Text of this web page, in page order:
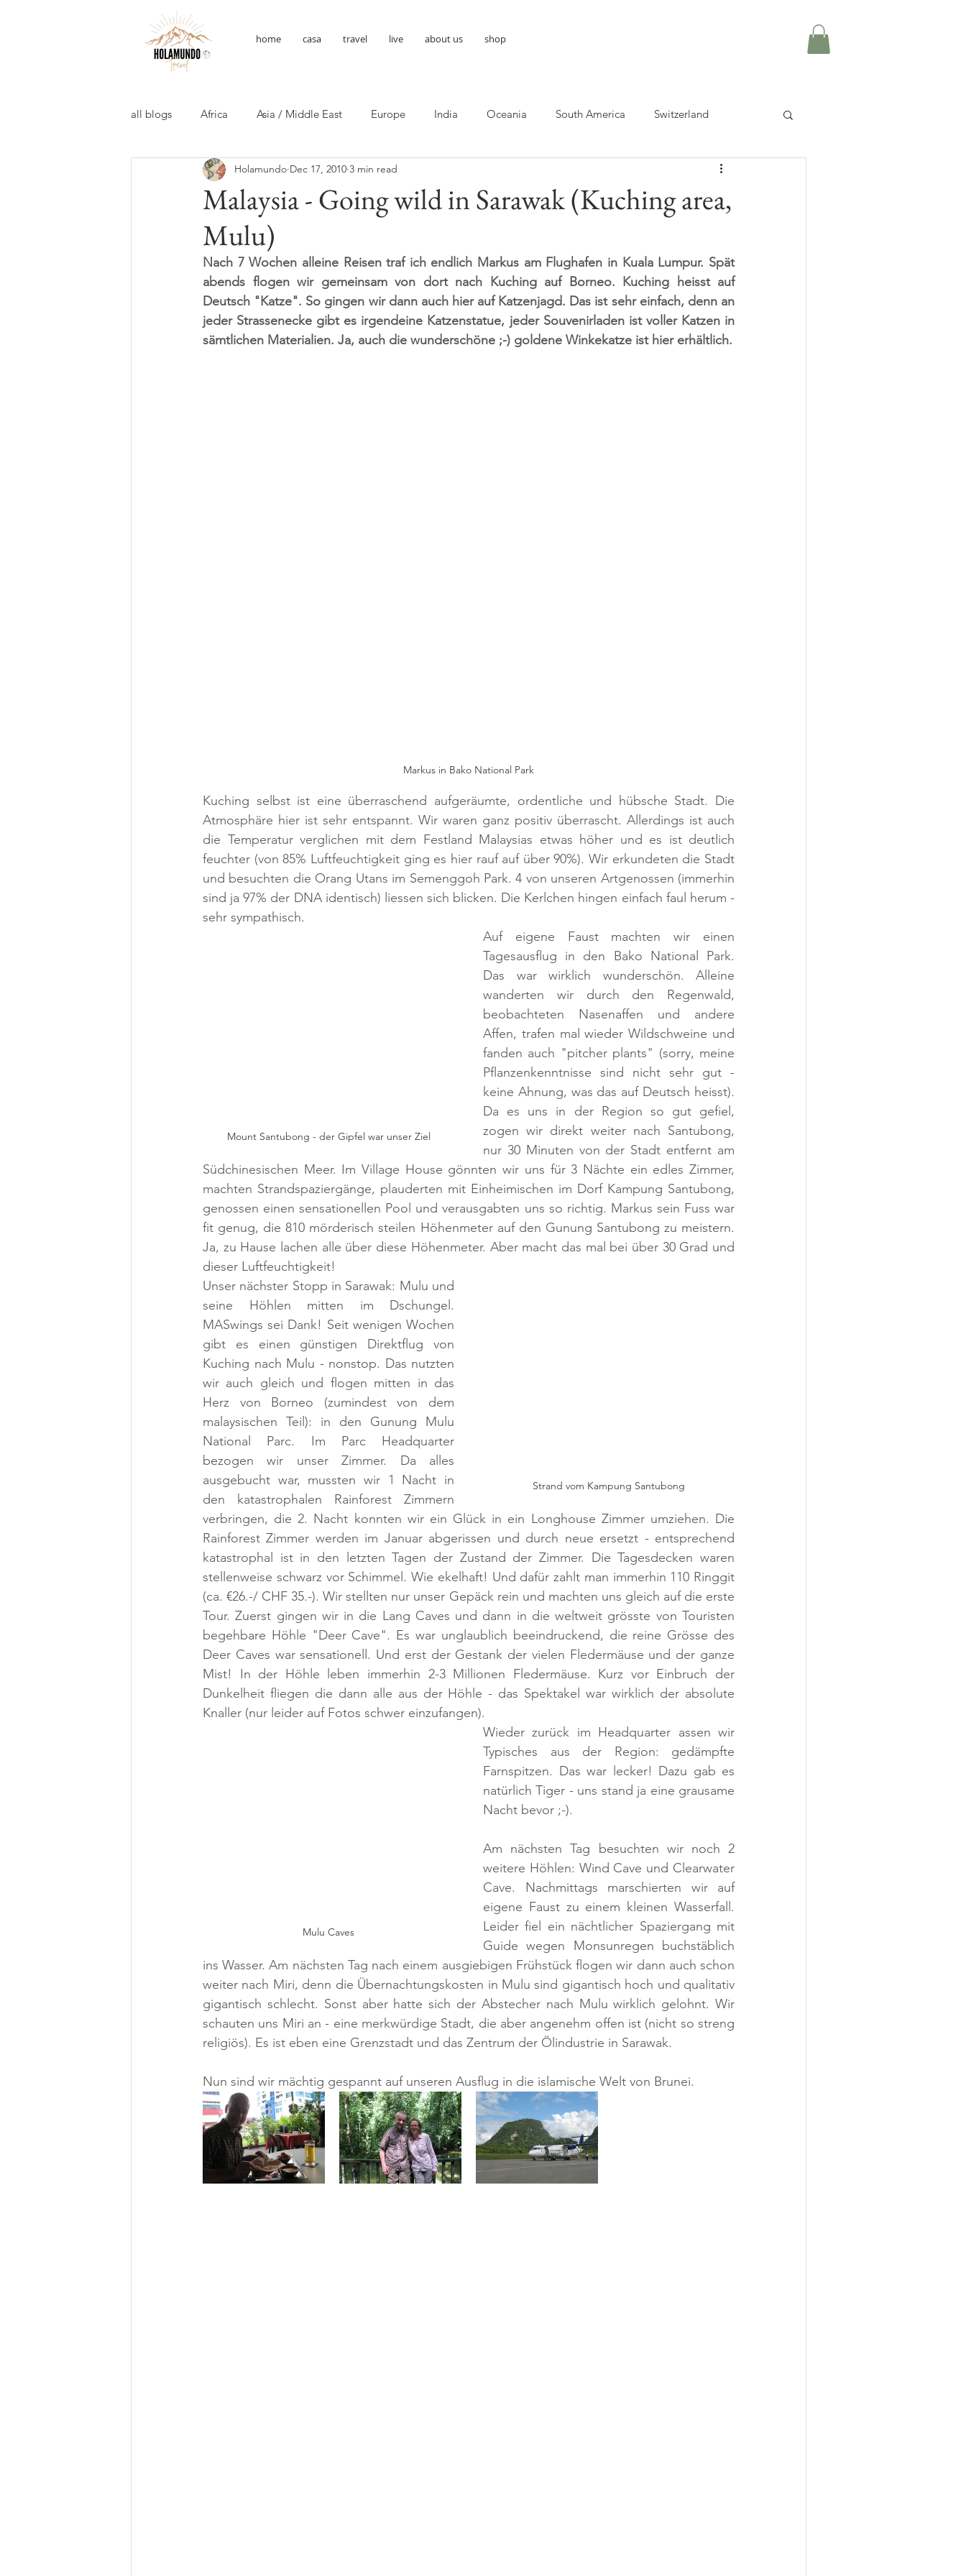
home casa travel live about us shop
all blogs Africa Asia / Middle East Europe India Oceania South America Switzerland
Malaysia - Going wild in Sarawak (Kuching area,
Mulu)
Holamundo Dec 17, 2010 3 min read
Nach 7 Wochen alleine Reisen traf ich endlich Markus am Flughafen in Kuala Lumpur. Spät
abends flogen wir gemeinsam von dort nach Kuching auf Borneo. Kuching heisst auf
Deutsch "Katze". So gingen wir dann auch hier auf Katzenjagd. Das ist sehr einfach, denn an
jeder Strassenecke gibt es irgendeine Katzenstatue, jeder Souvenirladen ist voller Katzen in
sämtlichen Materialien. Ja, auch die wunderschöne ;-) goldene Winkekatze ist hier erhältlich.
Markus in Bako National Park
Kuching selbst ist eine überraschend aufgeräumte, ordentliche und hübsche Stadt. Die
Atmosphäre hier ist sehr entspannt. Wir waren ganz positiv überrascht. Allerdings ist auch
die Temperatur verglichen mit dem Festland Malaysias etwas höher und es ist deutlich
feuchter (von 85% Luftfeuchtigkeit ging es hier rauf auf über 90%). Wir erkundeten die Stadt
und besuchten die Orang Utans im Semenggoh Park. 4 von unseren Artgenossen (immerhin
sind ja 97% der DNA identisch) liessen sich blicken. Die Kerlchen hingen einfach faul herum -
sehr sympathisch.
Mount Santubong - der Gipfel war unser Ziel
Auf eigene Faust machten wir einen
Tagesausflug in den Bako National Park.
Das war wirklich wunderschön. Alleine
wanderten wir durch den Regenwald,
beobachteten Nasenaffen und andere
Affen, trafen mal wieder Wildschweine und
fanden auch "pitcher plants" (sorry, meine
Pflanzenkenntnisse sind nicht sehr gut -
keine Ahnung, was das auf Deutsch heisst).
Da es uns in der Region so gut gefiel,
zogen wir direkt weiter nach Santubong,
nur 30 Minuten von der Stadt entfernt am
Südchinesischen Meer. Im Village House gönnten wir uns für 3 Nächte ein edles Zimmer,
machten Strandspaziergänge, plauderten mit Einheimischen im Dorf Kampung Santubong,
genossen einen sensationellen Pool und verausgabten uns so richtig. Markus sein Fuss war
fit genug, die 810 mörderisch steilen Höhenmeter auf den Gunung Santubong zu meistern.
Ja, zu Hause lachen alle über diese Höhenmeter. Aber macht das mal bei über 30 Grad und
dieser Luftfeuchtigkeit!
Strand vom Kampung Santubong
Unser nächster Stopp in Sarawak: Mulu und
seine Höhlen mitten im Dschungel.
MASwings sei Dank! Seit wenigen Wochen
gibt es einen günstigen Direktflug von
Kuching nach Mulu - nonstop. Das nutzten
wir auch gleich und flogen mitten in das
Herz von Borneo (zumindest von dem
malaysischen Teil): in den Gunung Mulu
National Parc. Im Parc Headquarter
bezogen wir unser Zimmer. Da alles
ausgebucht war, mussten wir 1 Nacht in
den katastrophalen Rainforest Zimmern
verbringen, die 2. Nacht konnten wir ein Glück in ein Longhouse Zimmer umziehen. Die
Rainforest Zimmer werden im Januar abgerissen und durch neue ersetzt - entsprechend
katastrophal ist in den letzten Tagen der Zustand der Zimmer. Die Tagesdecken waren
stellenweise schwarz vor Schimmel. Wie ekelhaft! Und dafür zahlt man immerhin 110 Ringgit
(ca. €26.-/ CHF 35.-). Wir stellten nur unser Gepäck rein und machten uns gleich auf die erste
Tour. Zuerst gingen wir in die Lang Caves und dann in die weltweit grösste von Touristen
begehbare Höhle "Deer Cave". Es war unglaublich beeindruckend, die reine Grösse des
Deer Caves war sensationell. Und erst der Gestank der vielen Fledermäuse und der ganze
Mist! In der Höhle leben immerhin 2-3 Millionen Fledermäuse. Kurz vor Einbruch der
Dunkelheit fliegen die dann alle aus der Höhle - das Spektakel war wirklich der absolute
Knaller (nur leider auf Fotos schwer einzufangen).
Mulu Caves
Wieder zurück im Headquarter assen wir
Typisches aus der Region: gedämpfte
Farnspitzen. Das war lecker! Dazu gab es
natürlich Tiger - uns stand ja eine grausame
Nacht bevor ;-).
Am nächsten Tag besuchten wir noch 2
weitere Höhlen: Wind Cave und Clearwater
Cave. Nachmittags marschierten wir auf
eigene Faust zu einem kleinen Wasserfall.
Leider fiel ein nächtlicher Spaziergang mit
Guide wegen Monsunregen buchstäblich
ins Wasser. Am nächsten Tag nach einem ausgiebigen Frühstück flogen wir dann auch schon
weiter nach Miri, denn die Übernachtungskosten in Mulu sind gigantisch hoch und qualitativ
gigantisch schlecht. Sonst aber hatte sich der Abstecher nach Mulu wirklich gelohnt. Wir
schauten uns Miri an - eine merkwürdige Stadt, die aber angenehm offen ist (nicht so streng
religiös). Es ist eben eine Grenzstadt und das Zentrum der Ölindustrie in Sarawak.
Nun sind wir mächtig gespannt auf unseren Ausflug in die islamische Welt von Brunei.